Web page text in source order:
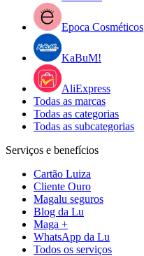
Epoca Cosméticos
KaBuM!
AliExpress
Todas as marcas
Todas as categorias
Todas as subcategorias
Serviços e benefícios
Cartão Luiza
Cliente Ouro
Magalu seguros
Blog da Lu
Maga +
WhatsApp da Lu
Todos os serviços